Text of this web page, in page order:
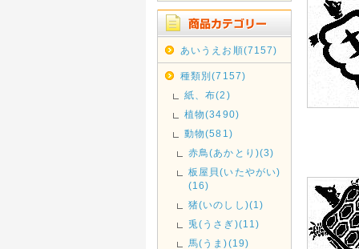
あいうえお順(7157)
種類別(7157)
紙、布(2)
植物(3490)
動物(581)
赤鳥(あかとり)(3)
板屋貝(いたやがい)
(16)
猪(いのしし)(1)
兎(うさぎ)(11)
馬(うま)(19)